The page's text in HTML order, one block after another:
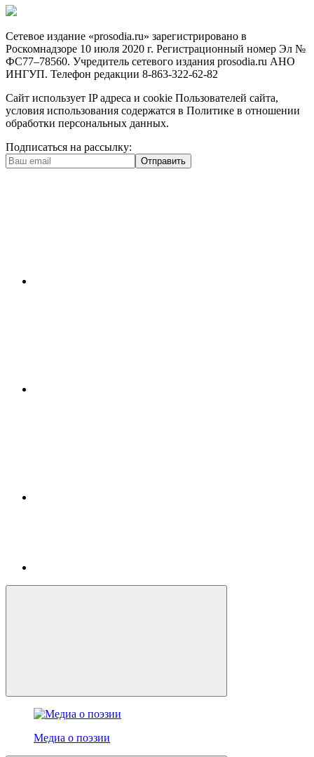
Сетевое издание «prosodia.ru» зарегистрировано в
Роскомнадзоре 10 июля 2020 г. Регистрационный номер Эл №
ФС77–78560. Учредитель сетевого издания prosodia.ru АНО
ИНГУП. Телефон редакции 8-863-322-62-82
Сайт использует IP адреса и cookie Пользователей сайта,
условия использования содержатся в Политике в отношении
обработки персональных данных.
Подписаться на рассылку:
Отправить
Медиа о поэзии